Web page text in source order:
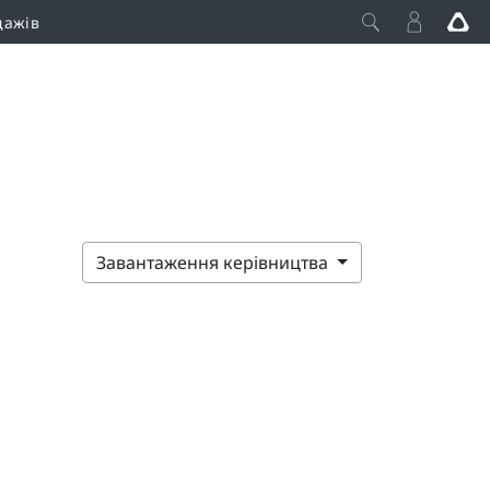
Завантаження керівництва